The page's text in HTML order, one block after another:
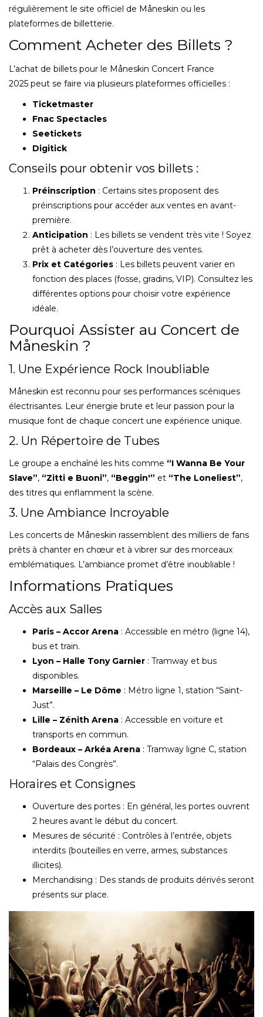
régulièrement le site officiel de Måneskin ou les
plateformes de billetterie.
Comment Acheter des Billets ?
L’achat de billets pour le Måneskin Concert France
2025 peut se faire via plusieurs plateformes officielles :
Ticketmaster
Fnac Spectacles
Seetickets
Digitick
Conseils pour obtenir vos billets :
Préinscription : Certains sites proposent des
préinscriptions pour accéder aux ventes en avant-
première.
Anticipation : Les billets se vendent très vite ! Soyez
prêt à acheter dès l’ouverture des ventes.
Prix et Catégories : Les billets peuvent varier en
fonction des places (fosse, gradins, VIP). Consultez les
différentes options pour choisir votre expérience
idéale.
Pourquoi Assister au Concert de
Måneskin ?
1. Une Expérience Rock Inoubliable
Måneskin est reconnu pour ses performances scéniques
électrisantes. Leur énergie brute et leur passion pour la
musique font de chaque concert une expérience unique.
2. Un Répertoire de Tubes
Le groupe a enchaîné les hits comme “I Wanna Be Your
Slave”, “Zitti e Buoni”, “Beggin'” et “The Loneliest”,
des titres qui enflamment la scène.
3. Une Ambiance Incroyable
Les concerts de Måneskin rassemblent des milliers de fans
prêts à chanter en chœur et à vibrer sur des morceaux
emblématiques. L’ambiance promet d’être inoubliable !
Informations Pratiques
Accès aux Salles
Paris – Accor Arena : Accessible en métro (ligne 14),
bus et train.
Lyon – Halle Tony Garnier : Tramway et bus
disponibles.
Marseille – Le Dôme : Métro ligne 1, station “Saint-
Just”.
Lille – Zénith Arena : Accessible en voiture et
transports en commun.
Bordeaux – Arkéa Arena : Tramway ligne C, station
“Palais des Congrès”.
Horaires et Consignes
Ouverture des portes : En général, les portes ouvrent
2 heures avant le début du concert.
Mesures de sécurité : Contrôles à l’entrée, objets
interdits (bouteilles en verre, armes, substances
illicites).
Merchandising : Des stands de produits dérivés seront
présents sur place.